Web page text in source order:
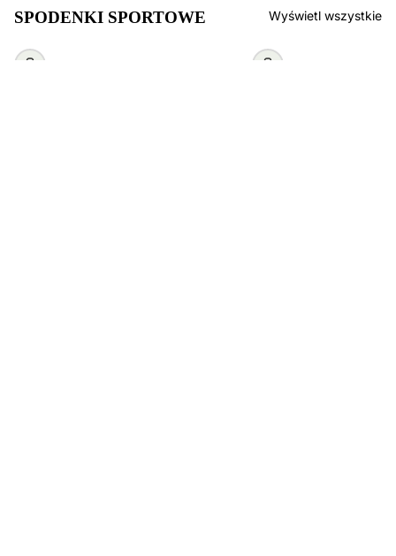
SPODENKI SPORTOWE Wyświetl wszystkie
Wybierz Wybierz